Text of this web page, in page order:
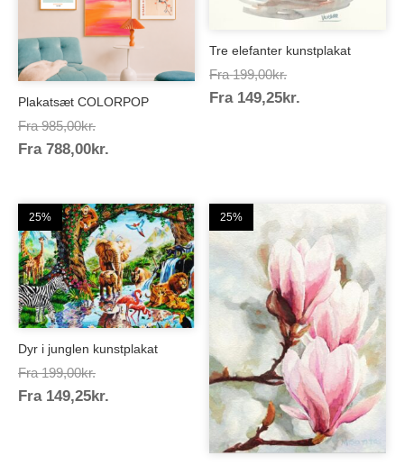
Plakatsæt COLORPOP
Fra 985,00kr.Prisinterval:
985,00kr.
Fra 788,00kr.
Tre elefanter kunstplakat
Fra 199,00kr.Prisinterval:
199,00kr.
Fra 149,25kr.
25%
Dyr i junglen kunstplakat
Fra 199,00kr.Prisinterval:
199,00kr.
Fra 149,25kr.
25%